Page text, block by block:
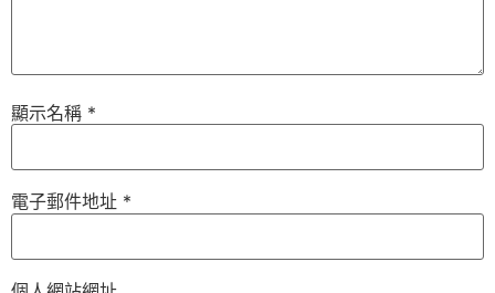
顯示名稱 *
電子郵件地址 *